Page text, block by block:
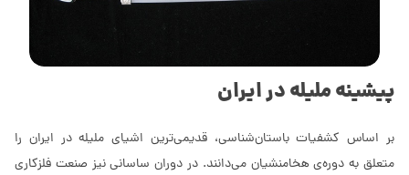
پیشینه ملیله در ایران
بر اساس کشفیات باستان‌شناسی، قدیمی‌ترین اشیای ملیله در ایران را
متعلق به دوره‌ی هخامنشیان می‌دانند. در دوران ساسانی نیز صنعت‌ فلزکاری